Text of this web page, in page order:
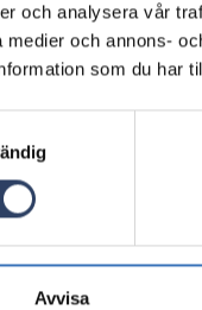
och analysera vår
medier och annons-
som du har
Avvisa